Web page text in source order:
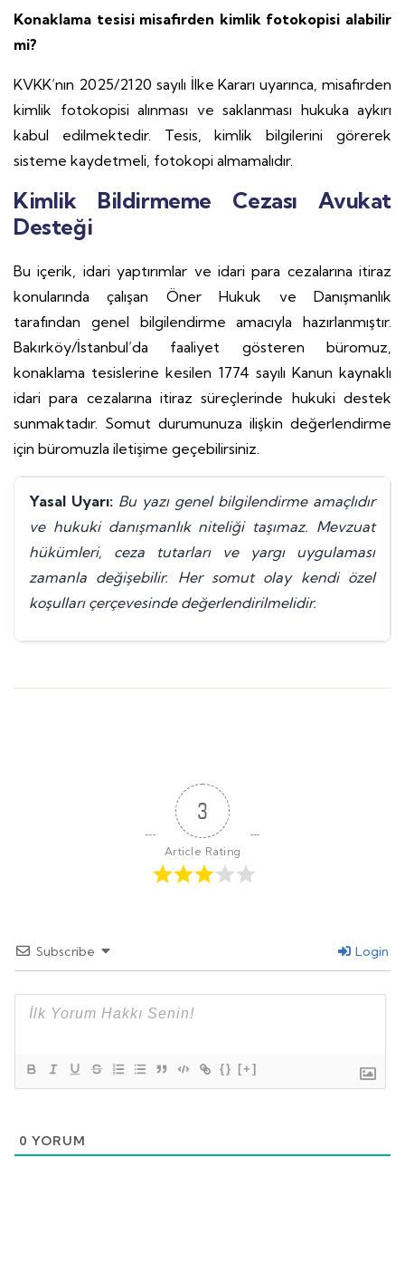
Konaklama tesisi misafirden kimlik fotokopisi alabilir
mi?
KVKK’nın 2025/2120 sayılı İlke Kararı uyarınca, misafirden
kimlik fotokopisi alınması ve saklanması hukuka aykırı
kabul edilmektedir. Tesis, kimlik bilgilerini görerek
sisteme kaydetmeli, fotokopi almamalıdır.
Kimlik Bildirmeme Cezası Avukat
Desteği
Bu içerik, idari yaptırımlar ve idari para cezalarına itiraz
konularında çalışan Öner Hukuk ve Danışmanlık
tarafından genel bilgilendirme amacıyla hazırlanmıştır.
Bakırköy/İstanbul’da faaliyet gösteren büromuz,
konaklama tesislerine kesilen 1774 sayılı Kanun kaynaklı
idari para cezalarına itiraz süreçlerinde hukuki destek
sunmaktadır. Somut durumunuza ilişkin değerlendirme
için büromuzla iletişime geçebilirsiniz.
Yasal Uyarı: Bu yazı genel bilgilendirme amaçlıdır
ve hukuki danışmanlık niteliği taşımaz. Mevzuat
hükümleri, ceza tutarları ve yargı uygulaması
zamanla değişebilir. Her somut olay kendi özel
koşulları çerçevesinde değerlendirilmelidir.
3
Article Rating
Subscribe Login
{} [+]
0 YORUM